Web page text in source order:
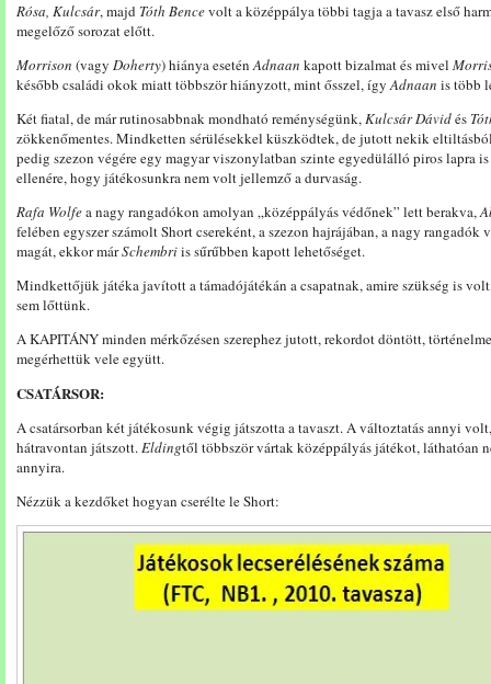
Rósa, Kulcsár, majd Tóth Bencevolt a középpálya többi tagja a tavasz első
megelőző sorozat előtt.
Morrison (vagy Doherty) hiánya eseténAdnaan kapott bizalmat és mivel
később családi okok miatt többször hiányzott, mint ősszel, ígyAdnaan is több
Két fiatal, de már rutinosabbnak mondható reménységünk,Kulcsár Dávidés
zökkenőmentes. Mindketten sérülésekkel küszködtek, de jutott nekik
pedig szezon végére egy magyar viszonylatban szinte egyedülálló piros lapra
ellenére, hogy játékosunkra nem volt jellemző a durvaság.
Rafa Wolfea nagy rangadókon amolyan „középpályás védőnek” lett berakva,
felében egyszer számolt Short csereként, a szezon hajrájában, a nagy rangadók
magát, ekkor márSchembriis sűrűbben kapott lehetőséget.
Mindkettőjük játéka javított a támadójátékán a csapatnak, amire szükség is
sem lőttünk.
A KAPITÁNY minden mérkőzésen szerephez jutott, rekordot döntött,
megérhettük vele együtt.
CSATÁRSOR:
A csatársorban két játékosunk végig játszotta a tavaszt. A változtatás annyi
hátravontan játszott.Eldingtől többször vártak középpályás játékot, láthatóan
annyira.
Nézzük a kezdőket hogyan cserélte le Short: